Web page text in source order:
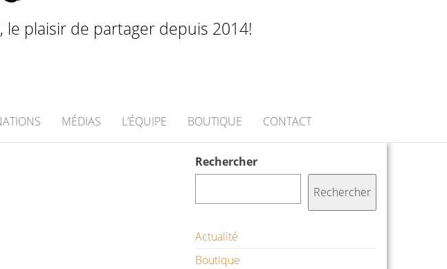
plaisir de partager depuis 2014!
MÉDIAS L’ÉQUIPE BOUTIQUE CONTACT
Rechercher
Rechercher
Actualité
Boutique